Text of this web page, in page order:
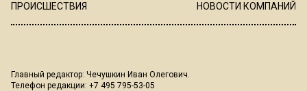
ПРОИСШЕСТВИЯ
НОВОСТИ КОМПАНИЙ
Главный редактор: Чечушкин Иван Олегович.
Телефон редакции: +7 495 795-53-05